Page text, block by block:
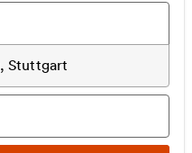
,Stuttgart